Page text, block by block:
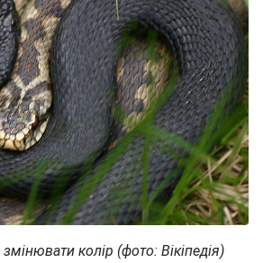
колір (фото: Вікіпедія)